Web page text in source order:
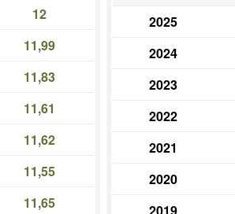
2025
2024
2023
2022
2021
2020
2019
12
11,99
11,83
11,61
11,62
11,55
11,65